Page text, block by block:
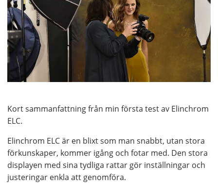
Kort sammanfattning från min första test av Elinchrom
ELC.
Elinchrom ELC är en blixt som man snabbt, utan stora
förkunskaper, kommer igång och fotar med. Den stora
displayen med sina tydliga rattar gör inställningar och
justeringar enkla att genomföra.